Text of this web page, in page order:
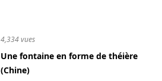
4,334 vues
Une fontaine en forme de théière
(Chine)